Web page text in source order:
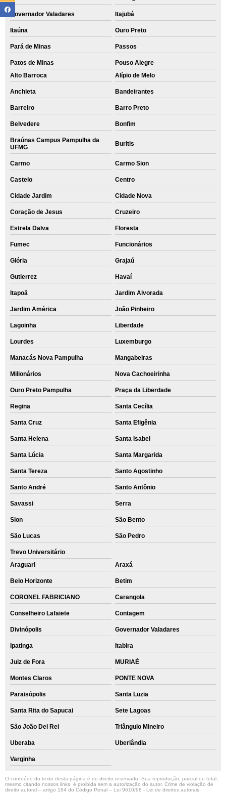
Governador Valadares Itajubá
Itaúna Ouro Preto
Pará de Minas Passos
Patos de Minas
Pouso Alegre
Alto Barroca
Alípio de Melo
Anchieta Bandeirantes
Barreiro Barro Preto
Belvedere Bonfim
Braúnas Campus Pampulha da
UFMG
Buritis
Carmo Carmo Sion
Castelo Centro
Cidade Jardim Cidade Nova
Coração de Jesus Cruzeiro
Estrela Dalva Floresta
Fumec Funcionários
Glória Grajaú
Gutierrez Havaí
Itapoã Jardim Alvorada
Jardim América João Pinheiro
Lagoinha Liberdade
Lourdes Luxemburgo
Manacás Nova Pampulha Mangabeiras
Milionários Nova Cachoeirinha
Ouro Preto Pampulha Praça da Liberdade
Regina Santa Cecília
Santa Cruz Santa Efigênia
Santa Helena Santa Isabel
Santa Lúcia Santa Margarida
Santa Tereza Santo Agostinho
Santo André Santo Antônio
Savassi Serra
Sion São Bento
São Lucas São Pedro
Trevo Universitário
Araguari
Araxá
Belo Horizonte Betim
CORONEL FABRICIANO Carangola
Conselheiro Lafaiete Contagem
Divinópolis Governador Valadares
Ipatinga Itabira
Juiz de Fora MURIAÉ
Montes Claros PONTE NOVA
Paraisópolis Santa Luzia
Santa Rita do Sapucai Sete Lagoas
São João Del Rei Triângulo Mineiro
Uberaba Uberlândia
Varginha
O conteúdo do texto desta página é de direito reservado. Sua reprodução, parcial ou total,
mesmo citando nossos links, é proibida sem a autorização do autor. Crime de violação de
direito autoral – artigo 184 do Código Penal – Lei 9610/98 - Lei de direitos autorais